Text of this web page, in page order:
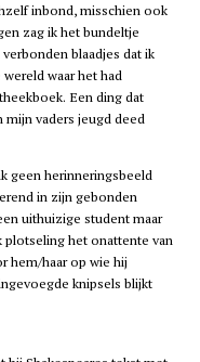
inbond, misschien ook
zag ik het bundeltje
blaadjes dat ik
waar het had
Een ding dat
vaders jeugd deed
geen herinneringsbeeld
in zijn gebonden
uithuizige student maar
plotseling het onattente van
hem/haar op wie hij
knipsels blijkt